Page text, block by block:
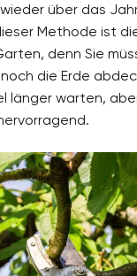
über das
Methode ist
denn Sie
die Erde
länger warten,